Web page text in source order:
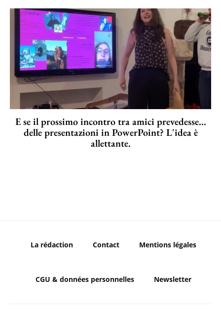
E se il prossimo incontro tra amici prevedesse...
delle presentazioni in PowerPoint? L'idea è
allettante.
La rédaction Contact Mentions légales
CGU & données personnelles Newsletter